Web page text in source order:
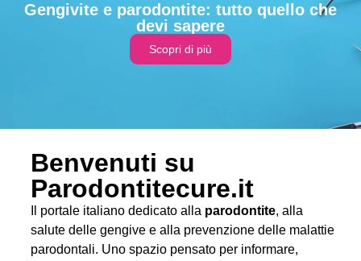
Gengivite e parodontite: tutto quello che
devi sapere
Scopri di più
Benvenuti su
Parodontitecure.it
Il portale italiano dedicato alla parodontite, alla
salute delle gengive e alla prevenzione delle malattie
parodontali. Uno spazio pensato per informare,